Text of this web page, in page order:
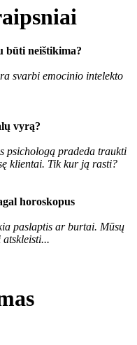
būti neištikima?
svarbi emocinio intelekto
vyrą?
psichologą pradeda traukti
klientai. Tik kur ją rasti?
horoskopus
paslaptis ar burtai. Mūsų